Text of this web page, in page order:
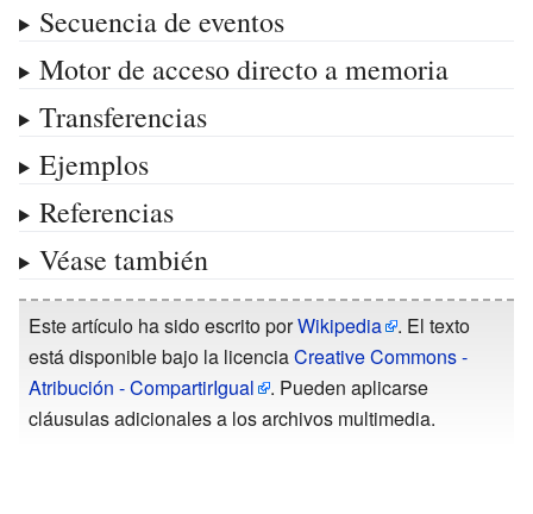
Secuencia de eventos
Motor de acceso directo a memoria
Transferencias
Ejemplos
Referencias
Véase también
Este artículo ha sido escrito porWikipedia
. El texto
está disponible bajo la licenciaCreative Commons -
Atribución - CompartirIgual
. Pueden aplicarse
cláusulas adicionales a los archivos multimedia.